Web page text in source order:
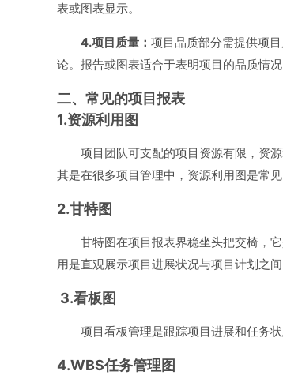
表或图表显示。
4.项目质量： 项目品质部分需提供项
论。报告或图表适合于表明项目的品质情况
二、常见的项目报表
1.资源利用图
项目团队可支配的项目资源有限， 资
其是在很多项目管理中，资源利用图是常见
2.甘特图
甘特图在项目报表界稳坐头把交椅，
用是直观展示项目进展状况与项目计划之
3.看板图
项目看板管理是跟踪项目进展和任务
4.WBS任务管理图